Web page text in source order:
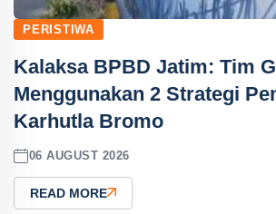
PERISTIWA
Kalaksa BPBD Jatim: Tim
Menggunakan 2 Strategi
Karhutla Bromo
06 AUGUST 2026
READ MORE